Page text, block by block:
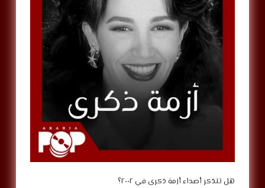
هل تتذكر أصداء أزمة ذكرى في ٢٠٠٢؟